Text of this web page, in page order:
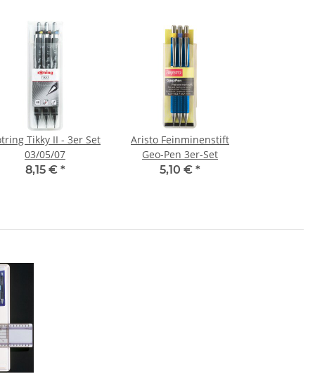
Tikky II - 3er Set
03/05/07
8,15 € *
Aristo Feinminenstift
Geo-Pen 3er-Set
5,10 € *